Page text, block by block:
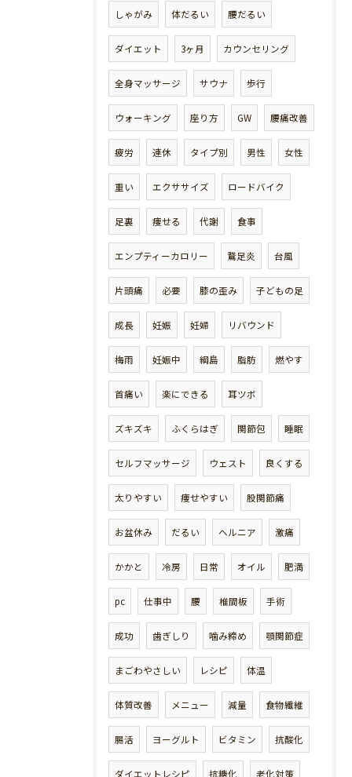
しゃがみ 体だるい 腰だるい
ダイエット 3ヶ月 カウンセリング
全身マッサージ サウナ 歩行
ウォーキング 座り方 GW 腰痛改善
疲労 連休 タイプ別 男性 女性
重い エクササイズ ロードバイク
足裏 痩せる 代謝 食事
エンプティーカロリー 鵞足炎 台風
片頭痛 必要 膝の歪み 子どもの足
成長 妊娠 妊婦 リバウンド
梅雨 妊娠中 綱島 脂肪 燃やす
首痛い 楽にできる 耳ツボ
ズキズキ ふくらはぎ 関節包 睡眠
セルフマッサージ ウェスト 良くする
太りやすい 痩せやすい 股関節痛
お盆休み だるい ヘルニア 激痛
かかと 冷房 日常 オイル 肥満
pc 仕事中 腰 椎間板 手術
成功 歯ぎしり 噛み締め 顎関節症
まごわやさしい レシピ 体温
体質改善 メニュー 減量 食物繊維
腸活 ヨーグルト ビタミン 抗酸化
ダイエットレシピ 抗糖化 老化対策